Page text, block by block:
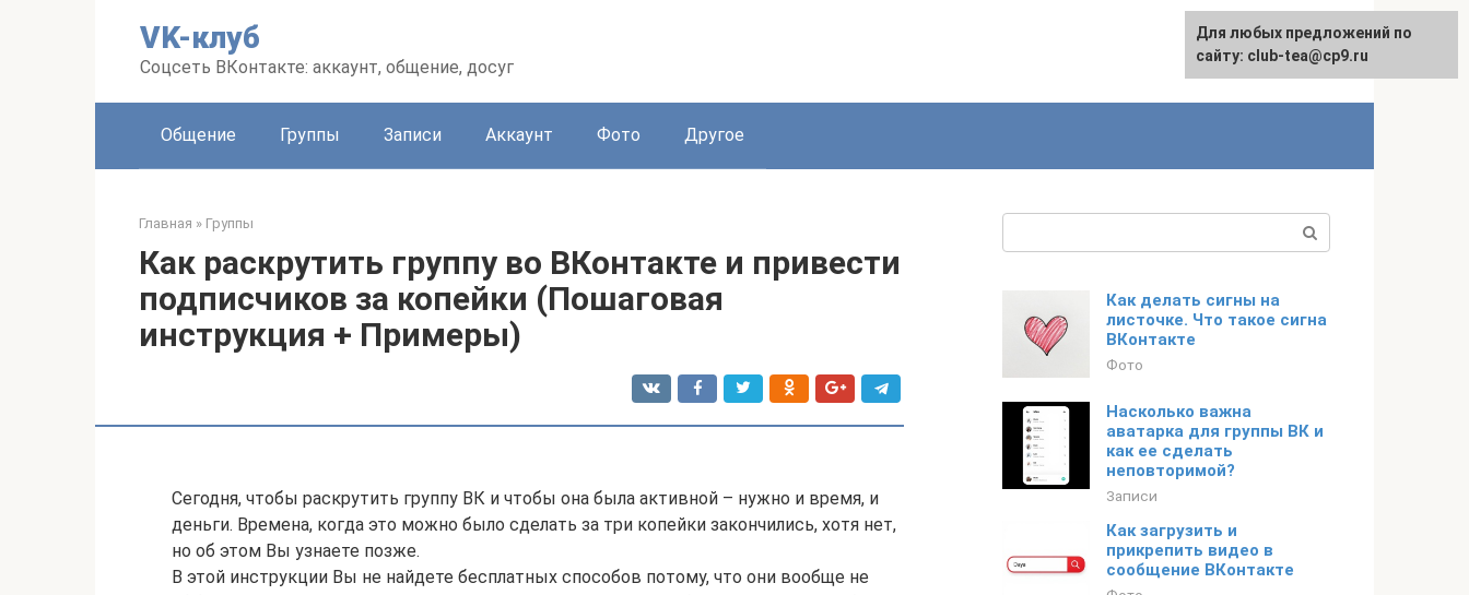
VK-клуб
Соцсеть ВКонтакте: аккаунт, общение, досуг
Общение Группы Записи Аккаунт Фото Другое
Главная » Группы
Как раскрутить группу во ВКонтакте и привести
подписчиков за копейки (Пошаговая
инструкция + Примеры)
Сегодня, чтобы раскрутить группу ВК и чтобы она была активной – нужно и время, и
деньги. Времена, когда это можно было сделать за три копейки закончились, хотя нет,
но об этом Вы узнаете позже.
В этой инструкции Вы не найдете бесплатных способов потому, что они вообще не
Как делать сигны на
листочке. Что такое сигна
ВКонтакте
Фото
Насколько важна
аватарка для группы ВК и
как ее сделать
неповторимой?
Записи
Как загрузить и
прикрепить видео в
сообщение ВКонтакте
Для любых предложений по
сайту: club-tea@cp9.ru